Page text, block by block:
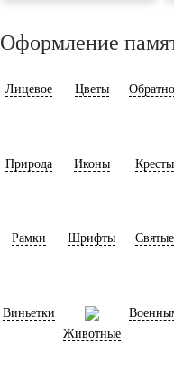
Оформление
Лицевое Цветы
Природа Иконы Кресты
Рамки Шрифты Святые
Виньетки
Животные